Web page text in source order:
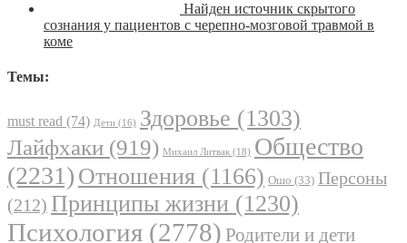
Найден источник скрытого
сознания у пациентов с черепно-мозговой травмой в
коме
Темы:
must read (74) Дети (16) Здоровье (1303)
Лайфхаки (919) Михаил Литвак (18) Общество
(2231) Отношения (1166) Ошо (33) Персоны
(212) Принципы жизни (1230)
Психология (2778) Родители и дети